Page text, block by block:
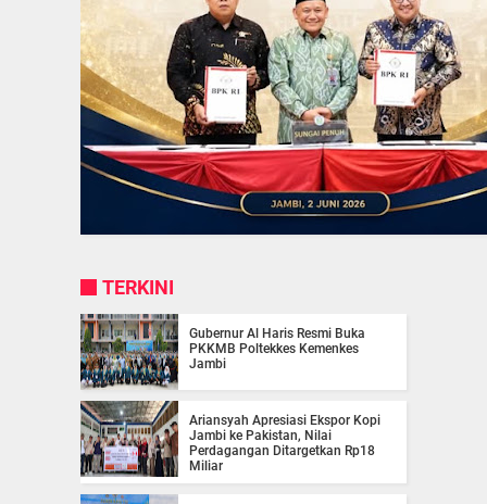
TERKINI
Gubernur Al Haris Resmi Buka
PKKMB Poltekkes Kemenkes
Jambi
Ariansyah Apresiasi Ekspor Kopi
Jambi ke Pakistan, Nilai
Perdagangan Ditargetkan Rp18
Miliar